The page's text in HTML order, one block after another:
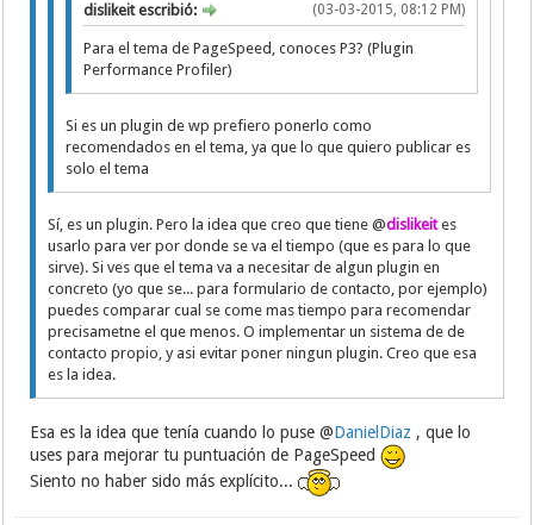
(03-03-2015, 08:12 PM)
dislikeit escribió:
Para el tema de PageSpeed, conoces P3? (Plugin
Performance Profiler)
Si es un plugin de wp prefiero ponerlo como
recomendados en el tema, ya que lo que quiero publicar es
solo el tema
Sí, es un plugin. Pero la idea que creo que tiene @dislikeites
usarlo para ver por donde se va el tiempo (que es para lo que
sirve). Si ves que el tema va a necesitar de algun plugin en
concreto (yo que se... para formulario de contacto, por ejemplo)
puedes comparar cual se come mas tiempo para recomendar
precisametne el que menos. O implementar un sistema de de
contacto propio, y asi evitar poner ningun plugin. Creo que esa
es la idea.
Esa es la idea que tenía cuando lo puse @DanielDiaz , que lo
uses para mejorar tu puntuación de PageSpeed
Siento no haber sido más explícito...